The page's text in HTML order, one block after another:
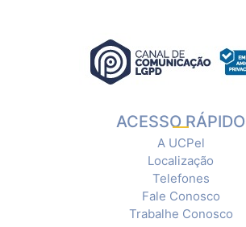
ACESSO RÁPIDO
A UCPel
Localização
Telefones
Fale Conosco
Trabalhe Conosco